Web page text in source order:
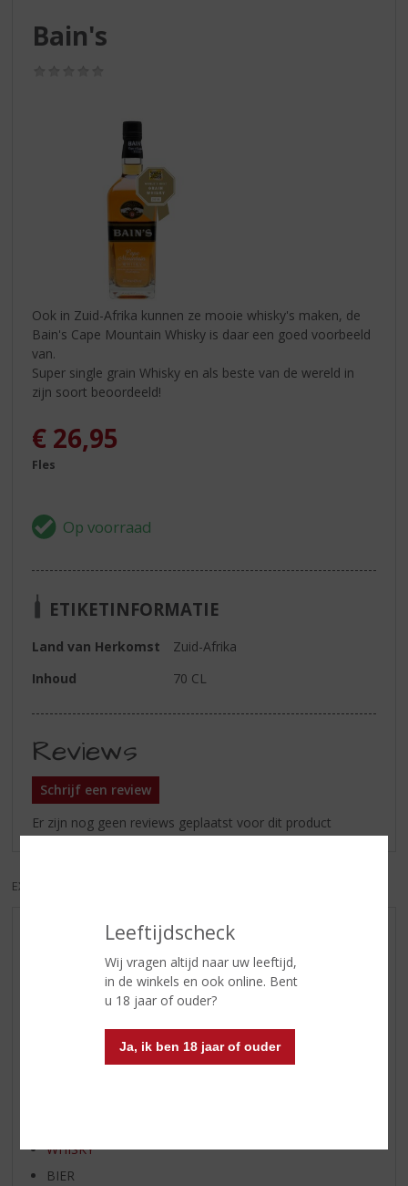
Leeftijdscheck
Wij vragen altijd naar uw leeftijd,
in de winkels en ook online. Bent
u 18 jaar of ouder?
Ja, ik ben 18 jaar of ouder
Bain's
Ook in Zuid-Afrika kunnen ze mooie whisky's maken, de
Bain's Cape Mountain Whisky is daar een goed voorbeeld
van.
Super single grain Whisky en als beste van de wereld in
zijn soort beoordeeld!
€ 26,95
Fles
ETIKETINFORMATIE
Land van Herkomst
Zuid-Afrika
Inhoud
70 CL
Reviews
Schrijf een review
Er zijn nog geen reviews geplaatst voor dit product
EXCL. BTW
AANBIEDINGEN
WIJN VAN DE MAAND
WHISKY VAN DE MAAND
BIER VAN DE MAAND
SPIRIT VAN DE MAAND
WHISKY
BIER